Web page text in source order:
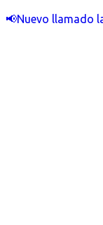
📢Nuevo llamado